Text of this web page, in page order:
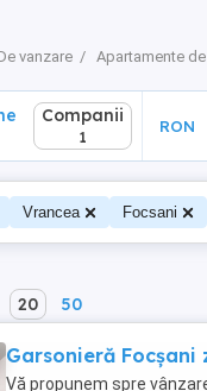
vanzare Apartamente
Companii
1
RON
Vrancea Focsani
20 50
Garsonieră
Vă propunem spre